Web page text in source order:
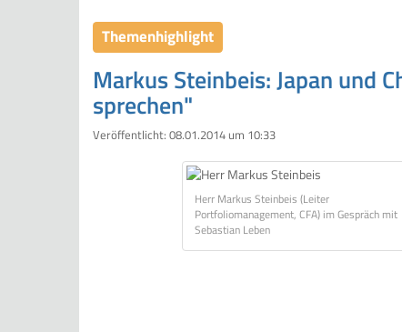
Themenhighlight
Markus Steinbeis: Japan und
sprechen"
Veröffentlicht: 08.01.2014 um 10:33
Herr Markus Steinbeis (Leiter
Portfoliomanagement, CFA) im Gespräch mit
Sebastian Leben